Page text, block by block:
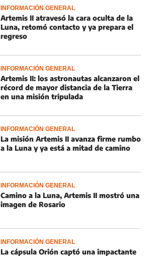
INFORMACIÓN GENERAL
Artemis II atravesó la cara oculta de la
Luna, retomó contacto y ya prepara el
regreso
INFORMACIÓN GENERAL
Artemis II: los astronautas alcanzaron el
récord de mayor distancia de la Tierra
en una misión tripulada
INFORMACIÓN GENERAL
La misión Artemis II avanza firme rumbo
a la Luna y ya está a mitad de camino
INFORMACIÓN GENERAL
Camino a la Luna, Artemis II mostró una
imagen de Rosario
INFORMACIÓN GENERAL
La cápsula Orión captó una impactante